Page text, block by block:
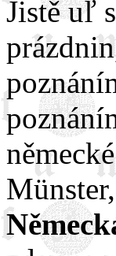
Jistě uľ